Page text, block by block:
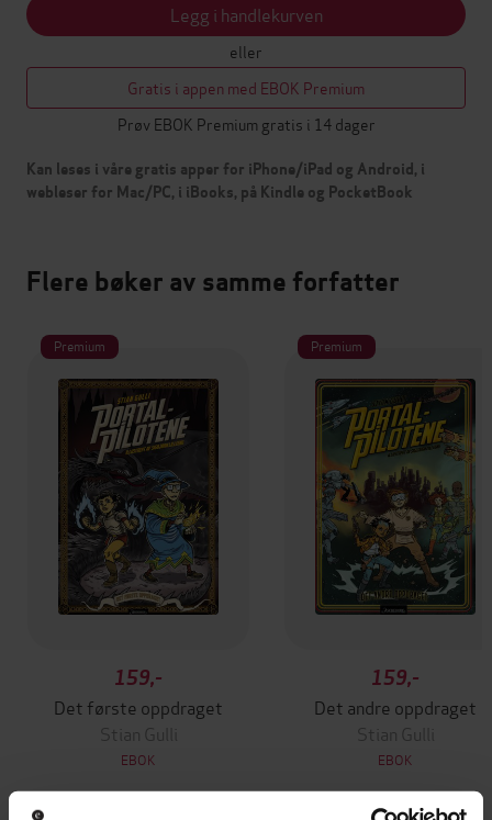
Legg i handlekurven
eller
Gratis i appen med EBOK Premium
Prøv EBOK Premium gratis i 14 dager
Kan leses i våre gratis apper for iPhone/iPad og Android, i
webleser for Mac/PC, i iBooks, på Kindle og PocketBook
Flere bøker av samme forfatter
Premium
159,-
Det første oppdraget
Stian Gulli
EBOK
Premium
159,-
Det andre oppdraget
Stian Gulli
EBOK